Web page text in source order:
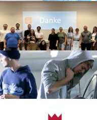
FB News
FB News
SUCHT
DER